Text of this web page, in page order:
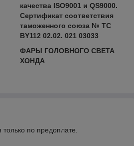
качества ISO9001 и QS9000.
Сертификат соответствия
таможенного союза № ТС
BY112 02.02. 021 03033
ФАРЫ ГОЛОВНОГО СВЕТА
ХОНДА
по предоплате.